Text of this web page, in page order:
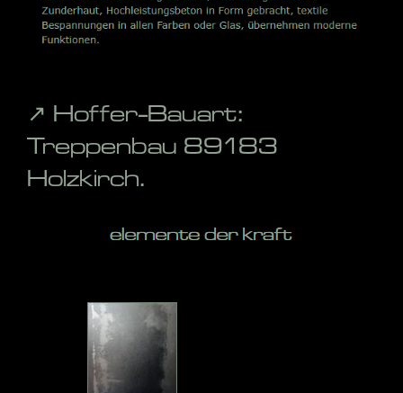
↗️ Hoffer-Bauart:
Treppenbau 89183
Holzkirch.